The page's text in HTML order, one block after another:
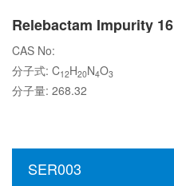
Relebactam Impurity 16
CAS No:
分子式: C12H20N4O3
分子量: 268.32
SER003